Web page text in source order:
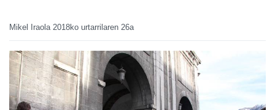
Mikel Iraola 2018ko urtarrilaren 26a